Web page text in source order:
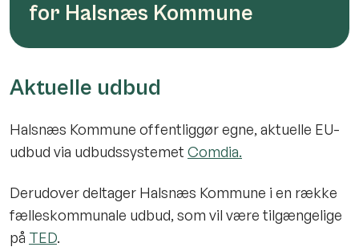
for Halsnæs Kommune
Aktuelle udbud
Halsnæs Kommune offentliggør egne, aktuelle EU-
udbud via udbudssystemet Comdia.
Derudover deltager Halsnæs Kommune i en række
fælleskommunale udbud, som vil være tilgængelige
på TED.